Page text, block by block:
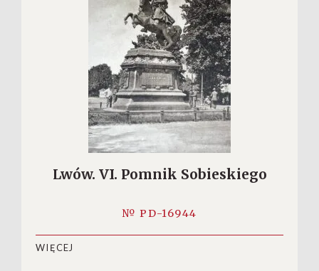
Lwów. VI. Pomnik Sobieskiego
№ PD-16944
WIĘCEJ